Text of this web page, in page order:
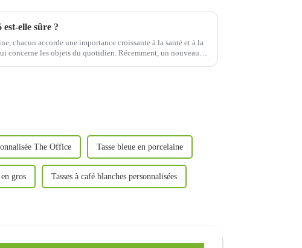
est-elle sûre ?
chacun accorde une importance croissante à la santé et à la
concerne les objets du quotidien. Récemment, un nouveau
The Office Tasse bleue en porcelaine
en gros Tasses à café blanches personnalisées